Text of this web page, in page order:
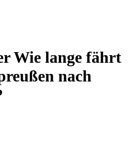
Wie lange fährt
nach